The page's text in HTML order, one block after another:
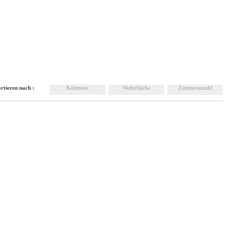
Zimmeranzahl
Wohnfläche
Kaltmiete
nach :